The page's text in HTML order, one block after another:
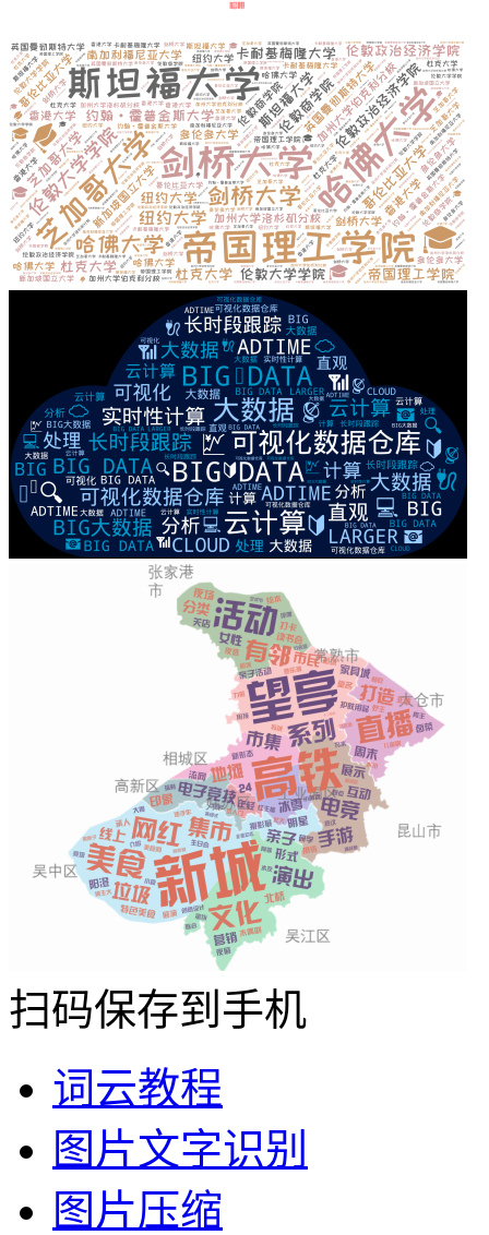
扫码保存到手机
词云教程
图片文字识别
图片压缩